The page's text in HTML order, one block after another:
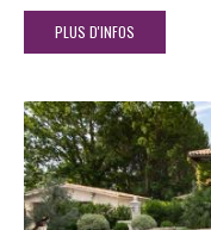
PLUS D'INFOS